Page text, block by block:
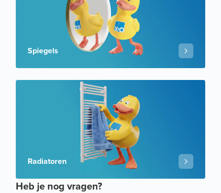
Spiegels
Radiatoren
Heb je nog vragen?